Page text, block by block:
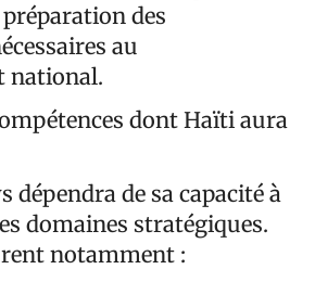
des
au
national.
dont Haïti aura
dépendra de sa capacité à
domaines stratégiques.
notamment :